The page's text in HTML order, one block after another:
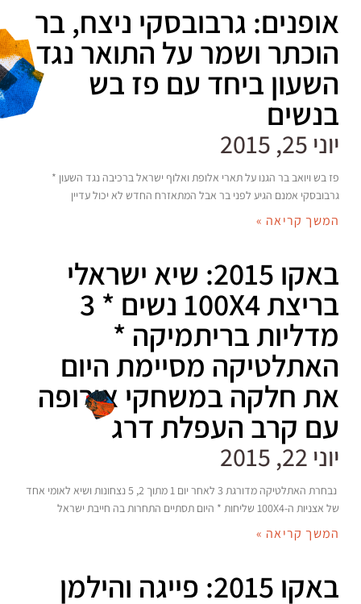
אופנים: גרבובסקי ניצח, בר
הוכתר ושמר על התואר נגד
השעון ביחד עם פז בש
בנשים
יוני 25, 2015
פז בש ויואב בר הגנו על תארי אלופת ואלוף ישראל ברכיבה נגד השעון *
גרבובסקי אמנם הגיע לפני בר אבל המתאזרח החדש לא יכול עדיין
המשך קריאה »
באקו 2015: שיא ישראלי
בריצת 100X4 נשים * 3
מדליות בריתמיקה *
האתלטיקה מסיימת היום
את חלקה במשחקי אירופה
עם קרב העפלת דרג
יוני 22, 2015
נבחרת האתלטיקה מדורגת 3 לאחר יום 1 מתוך 2, 5 נצחונות ושיא לאומי אחד
של אצניות ה-100X4 שליחות * היום תסתיים התחרות בה חייבת ישראל
המשך קריאה »
באקו 2015: פייגה והילמן